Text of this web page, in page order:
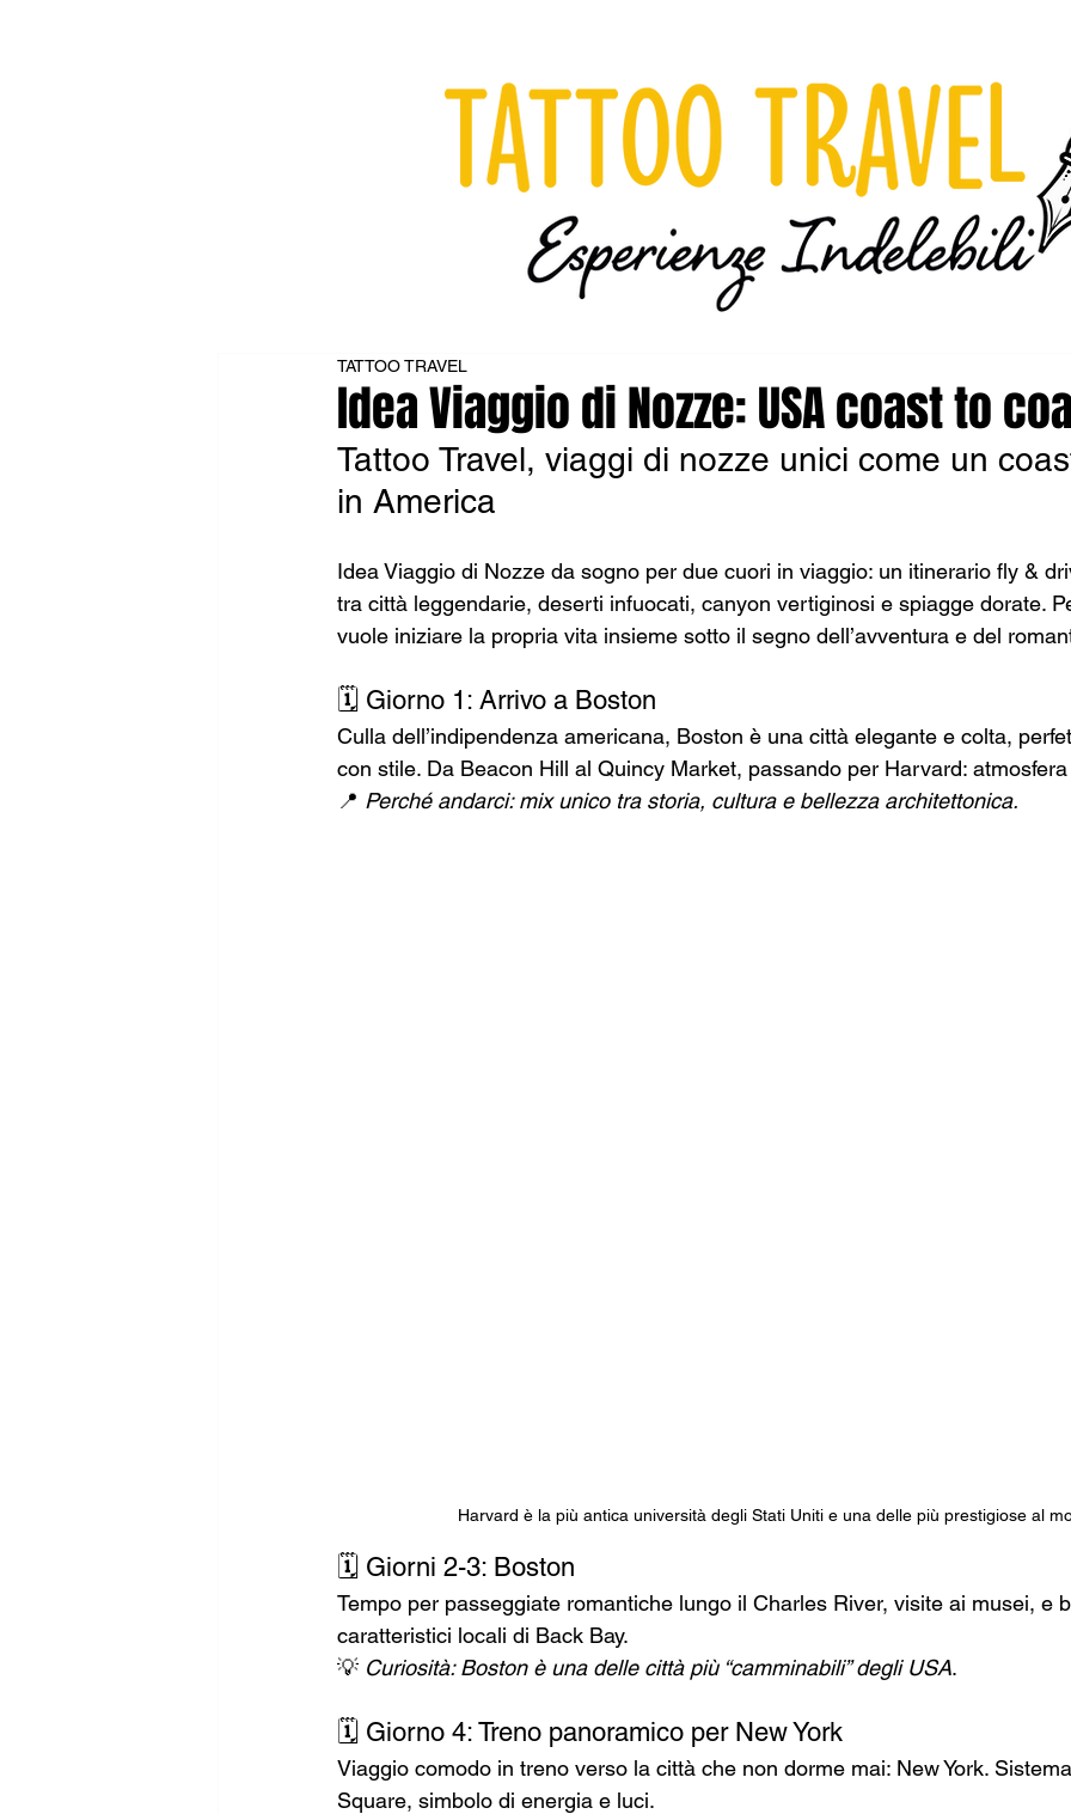
Idea Viaggio di Nozze: USA coast to
TATTOO TRAVEL
Tattoo Travel, viaggi di nozze unici come un
in America
Idea Viaggio di Nozze da sogno per due cuori in viaggio: un itinerario fly &
tra città leggendarie, deserti infuocati, canyon vertiginosi e spiagge dorate.
vuole iniziare la propria vita insieme sotto il segno dell’avventura e del
🗓️ Giorno 1: Arrivo a Boston
Culla dell’indipendenza americana, Boston è una città elegante e colta,
con stile. Da Beacon Hill al Quincy Market, passando per Harvard:
📍 Perché andarci: mix unico tra storia, cultura e bellezza architettonica.
Harvard è la più antica università degli Stati Uniti e una delle più prestigiose al
🗓️ Giorni 2-3: Boston
Tempo per passeggiate romantiche lungo il Charles River, visite ai musei, e
caratteristici locali di Back Bay.
💡 Curiosità: Boston è una delle città più “camminabili” degli USA.
🗓️ Giorno 4: Treno panoramico per New York
Viaggio comodo in treno verso la città che non dorme mai: New York.
Square, simbolo di energia e luci.